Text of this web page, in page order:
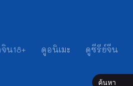
น18+ ดูอนิเมะ ดูซีรีย์จีน